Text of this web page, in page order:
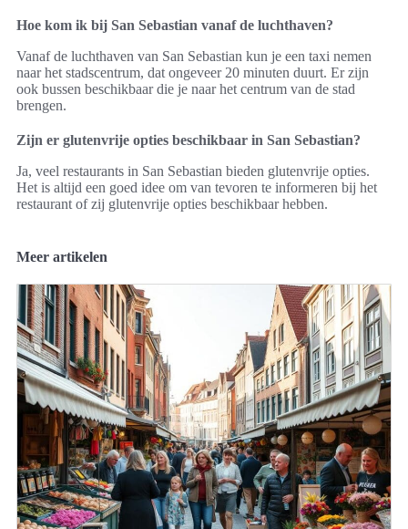
Hoe kom ik bij San Sebastian vanaf de luchthaven?
Vanaf de luchthaven van San Sebastian kun je een taxi nemen
naar het stadscentrum, dat ongeveer 20 minuten duurt. Er zijn
ook bussen beschikbaar die je naar het centrum van de stad
brengen.
Zijn er glutenvrije opties beschikbaar in San Sebastian?
Ja, veel restaurants in San Sebastian bieden glutenvrije opties.
Het is altijd een goed idee om van tevoren te informeren bij het
restaurant of zij glutenvrije opties beschikbaar hebben.
Meer artikelen